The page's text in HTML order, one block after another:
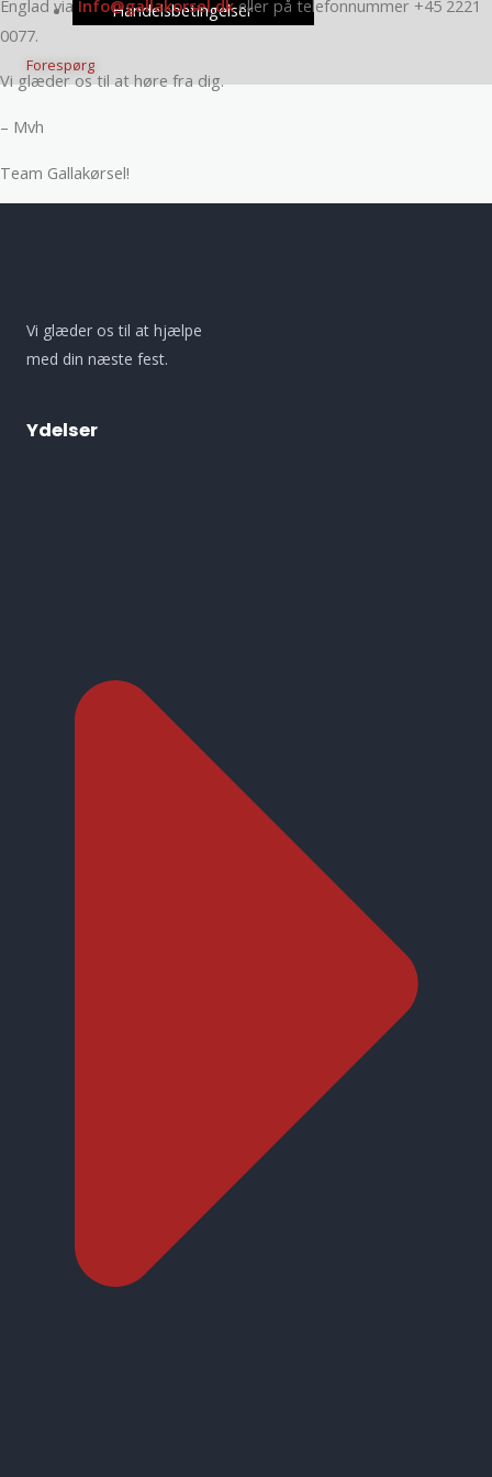
Handelsbetingelser
Forespørg
Englad via Info@gallakorsel.dk eller på telefonnummer +45 2221
0077.
Vi glæder os til at høre fra dig.
– Mvh
Team Gallakørsel!
Vi glæder os til at hjælpe
med din næste fest.
Ydelser